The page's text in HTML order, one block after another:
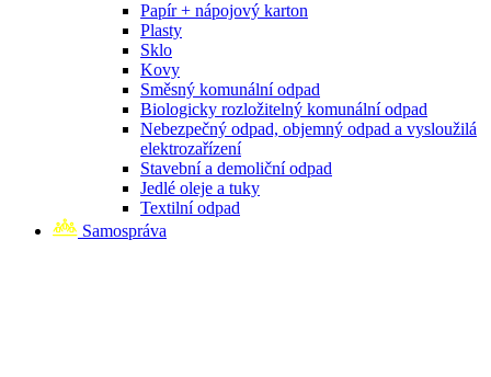
Papír + nápojový karton
Plasty
Sklo
Kovy
Směsný komunální odpad
Biologicky rozložitelný komunální odpad
Nebezpečný odpad, objemný odpad a vysloužilá
elektrozařízení
Stavební a demoliční odpad
Jedlé oleje a tuky
Textilní odpad
Samospráva